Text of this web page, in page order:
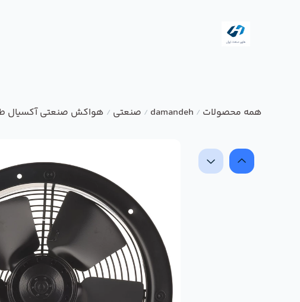
همه محصولات /
damandeh
/ صنعتی / هواکش صنعتی آکسیال